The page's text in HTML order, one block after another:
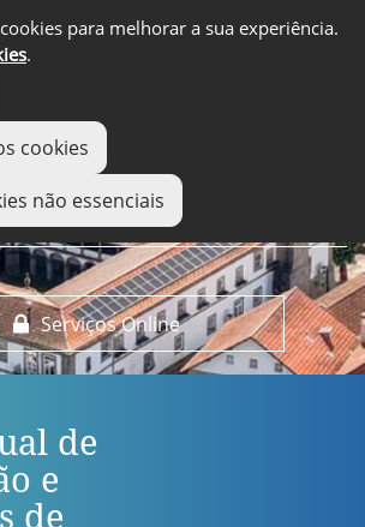
para melhorar a sua experiência.
.
cookies
não essenciais
Serviços Online
de
e
de